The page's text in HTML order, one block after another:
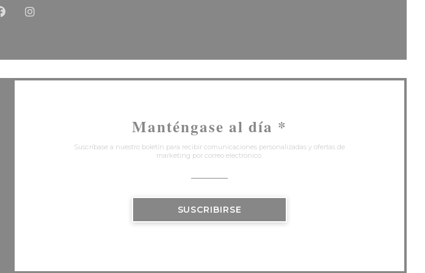
Facebook ((abre en una nueva ventana))
Instagram ((abre en una nueva ventana))
Manténgase al día *
Suscríbase a nuestro boletín para recibir comunicaciones personalizadas y ofertas de
marketing por correo electrónico.
SUSCRIBIRSE